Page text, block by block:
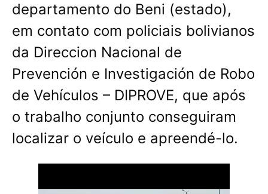
departamento do Beni (estado),
em contato com policiais bolivianos
da Direccion Nacional de
Prevención e Investigación de Robo
de Vehículos – DIPROVE, que após
o trabalho conjunto conseguiram
localizar o veículo e apreendé-lo.